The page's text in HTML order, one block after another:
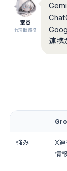
室谷
代表取締役
連携
強み
X連
情